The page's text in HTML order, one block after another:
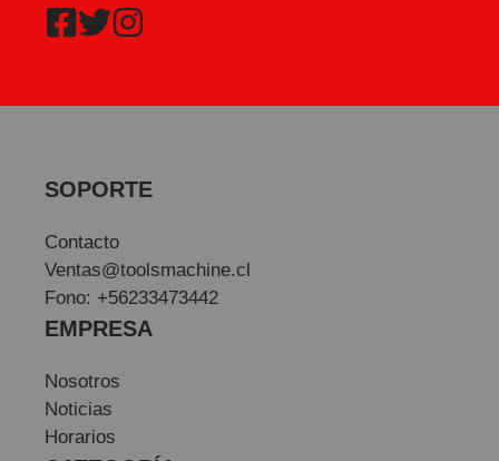
SOPORTE
Contacto
Ventas@toolsmachine.cl
Fono: +56233473442
EMPRESA
Nosotros
Noticias
Horarios